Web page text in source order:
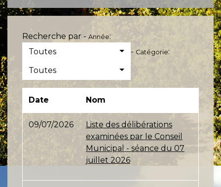
Recherche par - Année:
Toutes
- Catégorie:
Toutes
Date Nom
09/07/2026
Liste des délibérations
examinées par le Conseil
Municipal - séance du 07
juillet 2026